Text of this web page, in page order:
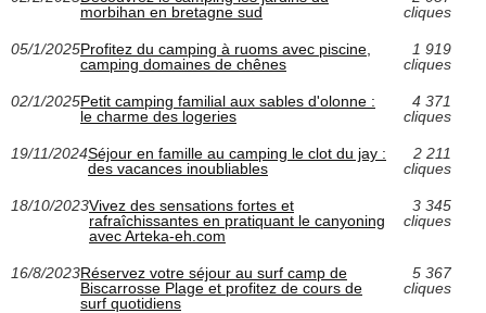
morbihan en bretagne sud
cliques
05/1/2025Profitez du camping à ruoms avec piscine,
camping domaines de chênes
1 919
cliques
02/1/2025Petit camping familial aux sables d'olonne :
le charme des logeries
4 371
cliques
19/11/2024Séjour en famille au camping le clot du jay :
des vacances inoubliables
2 211
cliques
18/10/2023Vivez des sensations fortes et
rafraîchissantes en pratiquant le canyoning
avec Arteka-eh.com
3 345
cliques
16/8/2023Réservez votre séjour au surf camp de
Biscarrosse Plage et profitez de cours de
surf quotidiens
5 367
cliques